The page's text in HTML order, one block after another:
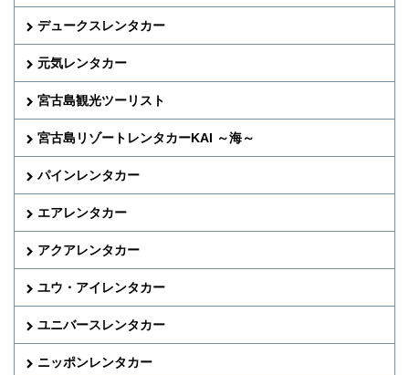
デュークスレンタカー
元気レンタカー
宮古島観光ツーリスト
宮古島リゾートレンタカーKAI ～海～
パインレンタカー
エアレンタカー
アクアレンタカー
ユウ・アイレンタカー
ユニバースレンタカー
ニッポンレンタカー